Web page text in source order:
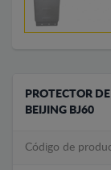
PROTECTOR
BEIJING BJ60
Código de